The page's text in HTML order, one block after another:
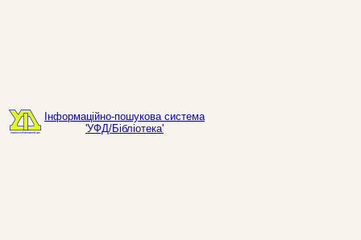
Інформаційно-пошукова система
'УФД/Бібліотека'